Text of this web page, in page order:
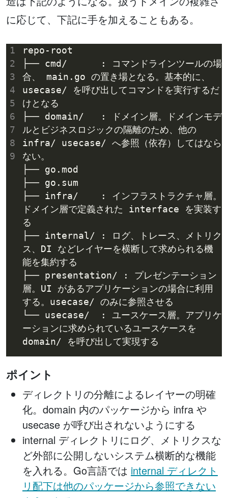
に応じて、下記に手を加えることもある。
1
2
3
4
5
6
7
8
9
├── cmd/      : コマンドラインツールの場
合、 main.go の置き場となる。基本的に、
usecase/ を呼び出してコマンドを実行するだ
├── domain/   : ドメイン層。ドメインモデ
ルとビジネスロジックの隔離のため、他の
infra/ usecase/ へ参照（依存）してはなら
├── infra/    : インフラストラクチャ層。
ドメイン層で定義された interface を実装す
├── internal/ : ログ、トレース、メトリク
ス、DI などレイヤーを横断して求められる機
├── presentation/ : プレゼンテーション
層。UI があるアプリケーションの場合に利用
└── usecase/  : ユースケース層。アプリケ
ーションに求められているユースケースを
ポイント
ディレクトリの分離によるレイヤーの明確
化。domain 内のパッケージから infra や
usecase が呼び出されないようにする
internal ディレクトリにログ、メトリクスな
ど外部に公開しないシステム横断的な機能
を入れる。Go言語では internal ディレクト
リ配下は他のパッケージから参照できない